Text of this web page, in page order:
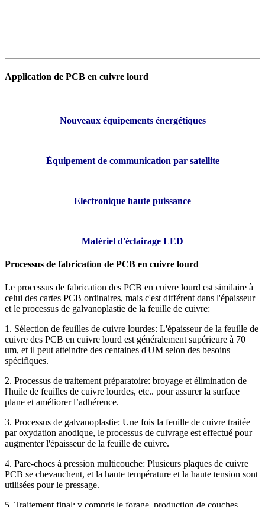
Application de PCB en cuivre lourd
Nouveaux équipements énergétiques
Équipement de communication par satellite
Electronique haute puissance
Matériel d'éclairage LED
Processus de fabrication de PCB en cuivre lourd
Le processus de fabrication des PCB en cuivre lourd est similaire à
celui des cartes PCB ordinaires, mais c'est différent dans l'épaisseur
et le processus de galvanoplastie de la feuille de cuivre:
1. Sélection de feuilles de cuivre lourdes: L'épaisseur de la feuille de
cuivre des PCB en cuivre lourd est généralement supérieure à 70
um, et il peut atteindre des centaines d'UM selon des besoins
spécifiques.
2. Processus de traitement préparatoire: broyage et élimination de
l'huile de feuilles de cuivre lourdes, etc.. pour assurer la surface
plane et améliorer l’adhérence.
3. Processus de galvanoplastie: Une fois la feuille de cuivre traitée
par oxydation anodique, le processus de cuivrage est effectué pour
augmenter l'épaisseur de la feuille de cuivre.
4. Pare-chocs à pression multicouche: Plusieurs plaques de cuivre
PCB se chevauchent, et la haute température et la haute tension sont
utilisées pour le pressage.